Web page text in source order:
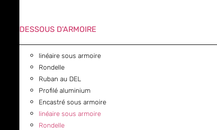
DESSOUS D'ARMOIRE
linéaire sous armoire
Rondelle
Ruban au DEL
Profilé aluminium
Encastré sous armoire
linéaire sous armoire
Rondelle